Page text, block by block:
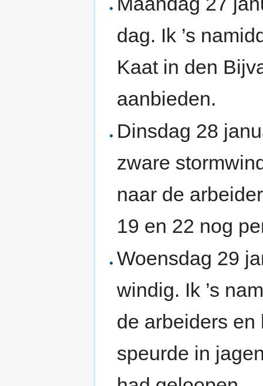
dag. Ik ’s
Kaat in den
aanbieden.
Dinsdag 28
zware
naar de
19 en 22 nog
Woensdag 29
windig. Ik ’s
de arbeiders en
speurde in